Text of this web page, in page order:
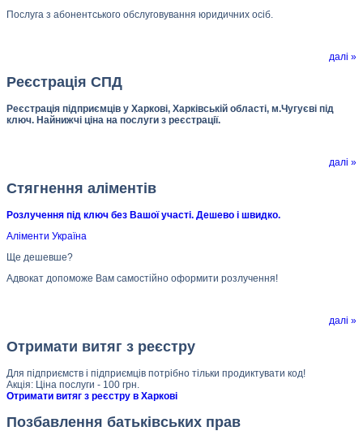
Послуга з абонентського обслуговування юридичних осіб.
далі »
Реєстрація СПД
Реєстрація підприємців у Харкові, Харківській області, м.Чугуєві під
ключ. Найнижчі ціна на послуги з реєстрації.
далі »
Стягнення аліментів
Розлучення під ключ без Вашої участі. Дешево і швидко.
Аліменти Україна
Ще дешевше?
Адвокат допоможе Вам самостійно оформити розлучення!
далі »
Отримати витяг з реєстру
Для підприємств і підприємців потрібно тільки продиктувати код!
Акція: Ціна послуги - 100 грн.
Отримати витяг з реєстру в Харкові
Позбавлення батьківських прав